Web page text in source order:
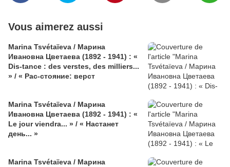
Vous aimerez aussi
Marina Tsvétaïeva / Марина
Ивановна Цветаева (1892 - 1941) : «
Dis-tance : des verstes, des milliers...
» / « Рас-стояние: верст
Marina Tsvétaïeva / Марина
Ивановна Цветаева (1892 - 1941) : «
Le jour viendra... » / « Настанет
день... »
Marina Tsvétaïeva / Марина